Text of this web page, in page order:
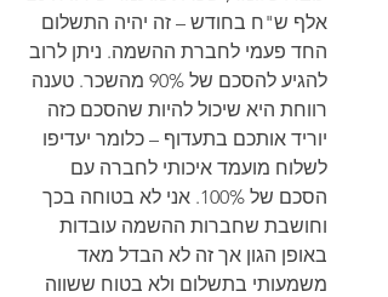
אלף ש"ח בחודש – זה יהיה התשלום
החד פעמי לחברת ההשמה. ניתן לרוב
להגיע להסכם של 90% מהשכר. טענה
רווחת היא שיכול להיות שהסכם כזה
יוריד אותכם בתעדוף – כלומר יעדיפו
לשלוח מועמד איכותי לחברה עם
הסכם של 100%. אני לא בטוחה בכך
וחושבת שחברות ההשמה עובדות
באופן הגון אך זה לא הבדל מאד
משמעותי בתשלום ולא בטוח ששווה